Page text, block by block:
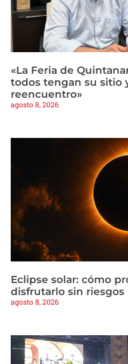
«La Feria de
todos tengan su sitio
reencuentro»
agosto 8, 2026
Eclipse solar: cómo
disfrutarlo sin riesgos
agosto 8, 2026